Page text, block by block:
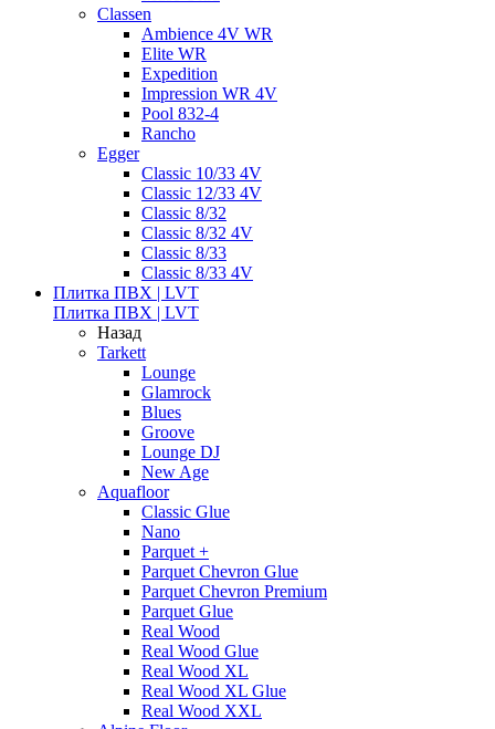
Classen
Ambience 4V WR
Elite WR
Expedition
Impression WR 4V
Pool 832-4
Rancho
Egger
Classic 10/33 4V
Classic 12/33 4V
Classic 8/32
Classic 8/32 4V
Classic 8/33
Classic 8/33 4V
Плитка ПВХ | LVT
Плитка ПВХ | LVT
Назад
Tarkett
Lounge
Glamrock
Blues
Groove
Lounge DJ
New Age
Aquafloor
Classic Glue
Nano
Parquet +
Parquet Chevron Glue
Parquet Chevron Premium
Parquet Glue
Real Wood
Real Wood Glue
Real Wood XL
Real Wood XL Glue
Real Wood XXL